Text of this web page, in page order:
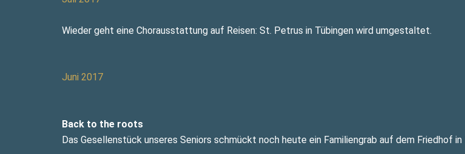
Wieder geht eine Chorausstattung auf Reisen: St. Petrus in Tübingen wird umgestaltet.
Juni 2017
Back to the roots
Das Gesellenstück unseres Seniors schmückt noch heute ein Familiengrab auf dem Friedhof in